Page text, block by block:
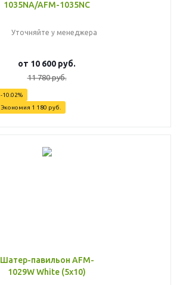
1035NA/AFM-1035NC
Уточняйте у менеджера
от 10 600 руб.
11 780 руб.
-10.02%
Экономия 1 180 руб.
Шатер-павильон AFM-
1029W White (5х10)